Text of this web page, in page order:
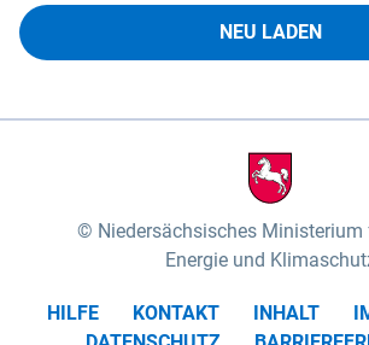
NEU LADEN
Niedersächsisches Ministerium
Energie und
HILFE KONTAKT INHALT